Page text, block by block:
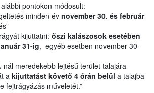
pontokon módosult:
minden év november 30. és február
kijuttatni: őszi kalászosok esetében
31-ig, egyéb esetben november 30-
meredekebb lejtésű terület talajára
a kijuttatást követő 4 órán belül a talajba
fejtrágyázás műveletét.”